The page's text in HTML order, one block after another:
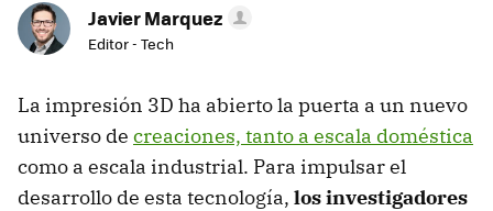
Javier Marquez
Editor - Tech
La impresión 3D ha abierto la puerta a un nuevo
universo de creaciones, tanto a escala doméstica
como a escala industrial. Para impulsar el
desarrollo de esta tecnología, los investigadores